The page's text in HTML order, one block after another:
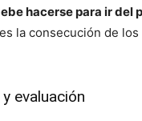
hacerse para ir del
la consecución de
evaluación